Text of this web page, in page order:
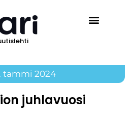
tammi 2024
juhlavuosi